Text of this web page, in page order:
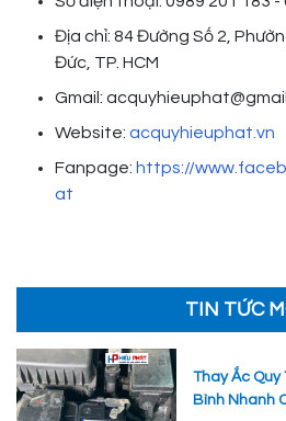
Địa chỉ: 84 Đường Số 2,
Đức, TP. HCM
Gmail:
Website: acquyhieuphat.vn
Fanpage: https://
at
TIN TỨC
Thay Ắc Quy
Bình Nhanh